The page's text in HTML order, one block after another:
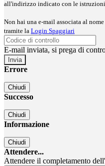
all'indirizzo indicato con le istruzioni
Non hai una e-mail associata al
tramite la Login Spaggiari
E-mail inviata, si prega di
Errore
Chiudi
Successo
Chiudi
Informazione
Chiudi
Attendere...
Attendere il completamento